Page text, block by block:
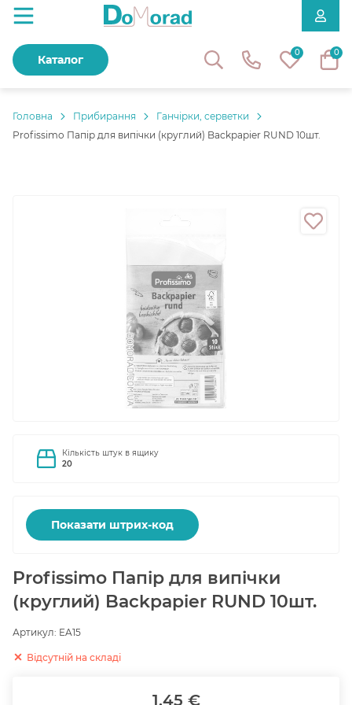
0 0
Каталог
Головнa Прибирання
Ганчірки, серветки
Profissimo Папір для випічки (круглий) Backpapier RUND 10шт.
Кількість штук в ящику
20
Показати штрих-код
Profissimo Папір для випічки
(круглий) Backpapier RUND 10шт.
Артикул: EA15
Відсутній на складі
1.45 €